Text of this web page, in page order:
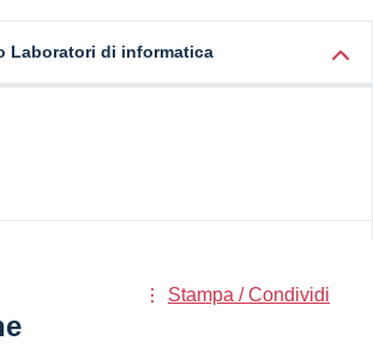
Laboratori di informatica
Stampa / Condividi